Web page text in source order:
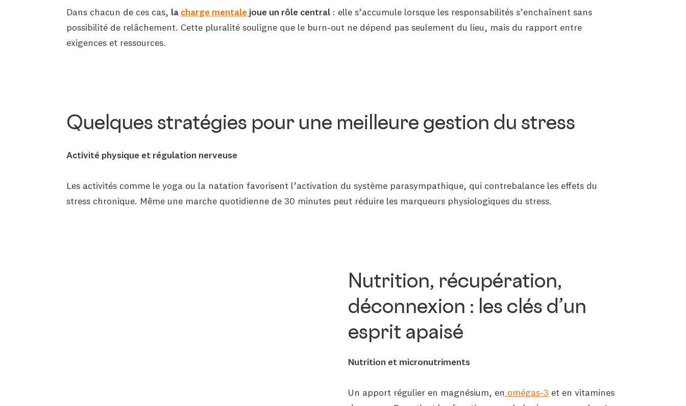
Dans chacun de ces cas, la charge mentale joue un rôle central : elle s’accumule lorsque les responsabilités s’enchaînent sans
possibilité de relâchement. Cette pluralité souligne que le burn-out ne dépend pas seulement du lieu, mais du rapport entre
exigences et ressources.
Quelques stratégies pour une meilleure gestion du stress
Activité physique et régulation nerveuse
Les activités comme le yoga ou la natation favorisent l’activation du système parasympathique, qui contrebalance les effets du
stress chronique. Même une marche quotidienne de 30 minutes peut réduire les marqueurs physiologiques du stress.
Nutrition, récupération,
déconnexion : les clés d’un
esprit apaisé
Nutrition et micronutriments
Un apport régulier en magnésium, en omégas-3 et en vitamines